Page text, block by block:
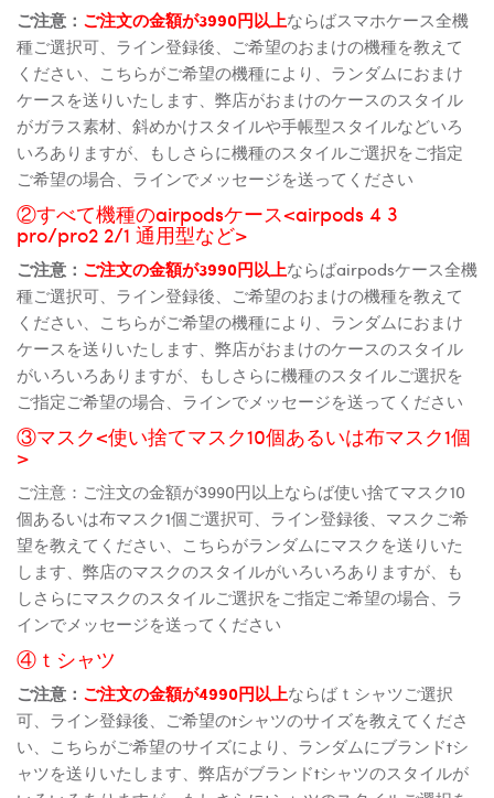
ご注意： ご注文の金額が3990円以上ならばスマホケース全機
種ご選択可、ライン登録後、ご希望のおまけの機種を教えて
ください、こちらがご希望の機種により、ランダムにおまけ
ケースを送りいたします、弊店がおまけのケースのスタイル
がガラス素材、斜めかけスタイルや手帳型スタイルなどいろ
いろありますが、もしさらに機種のスタイルご選択をご指定
ご希望の場合、ラインでメッセージを送ってください
②すべて機種のairpodsケース<airpods 4 3
pro/pro2 2/1 通用型など>
ご注意： ご注文の金額が3990円以上ならばairpodsケース全機
種ご選択可、ライン登録後、ご希望のおまけの機種を教えて
ください、こちらがご希望の機種により、ランダムにおまけ
ケースを送りいたします、弊店がおまけのケースのスタイル
がいろいろありますが、もしさらに機種のスタイルご選択を
ご指定ご希望の場合、ラインでメッセージを送ってください
③マスク<使い捨てマスク10個あるいは布マスク1個
>
ご注意：ご注文の金額が3990円以上ならば使い捨てマスク10
個あるいは布マスク1個ご選択可、ライン登録後、マスクご希
望を教えてください、こちらがランダムにマスクを送りいた
します、弊店のマスクのスタイルがいろいろありますが、も
しさらにマスクのスタイルご選択をご指定ご希望の場合、ラ
インでメッセージを送ってください
④ｔシャツ
ご注意： ご注文の金額が4990円以上ならばｔシャツご選択
可、ライン登録後、ご希望のtシャツのサイズを教えてくださ
い、こちらがご希望のサイズにより、ランダムにブランドtシ
ャツを送りいたします、弊店がブランドtシャツのスタイルが